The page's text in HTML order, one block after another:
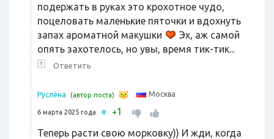
подержать в руках это крохотное чудо,
поцеловать маленькие пяточки и вдохнуть
запах ароматной макушки
Эх, аж самой
опять захотелось, но увы, время тик-тик...
↑ Ответить
Руслёна (автор поста) Москва
6 марта 2025 года # +1
Теперь расти свою морковку)) И жди, когда